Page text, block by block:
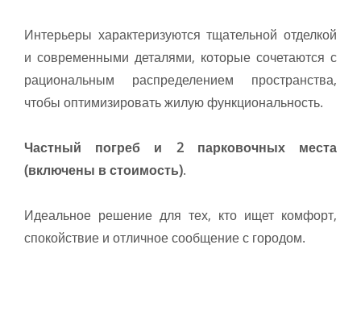
Интерьеры характеризуются тщательной отделкой
и современными деталями, которые сочетаются с
рациональным распределением пространства,
чтобы оптимизировать жилую функциональность.
Частный погреб и 2 парковочных места
(включены в стоимость).
Идеальное решение для тех, кто ищет комфорт,
спокойствие и отличное сообщение с городом.